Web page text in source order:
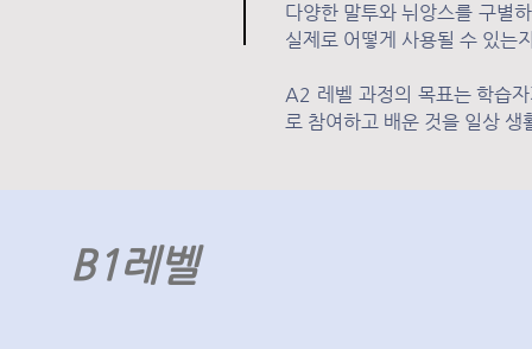
다양한 말투와 뉘앙스를 구별
실제로 어떻게 사용될 수 있는
A2 레벨 과정의 목표는 학습
로 참여하고 배운 것을 일상
B1레벨